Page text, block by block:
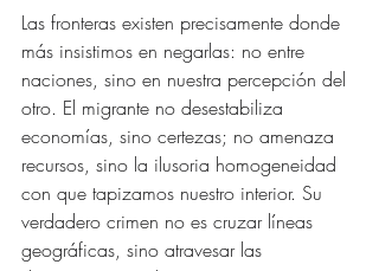
Las fronteras existen precisamente donde
más insistimos en negarlas: no entre
naciones, sino en nuestra percepción del
otro. El migrante no desestabiliza
economías, sino certezas; no amenaza
recursos, sino la ilusoria homogeneidad
con que tapizamos nuestro interior. Su
verdadero crimen no es cruzar líneas
geográficas, sino atravesar las